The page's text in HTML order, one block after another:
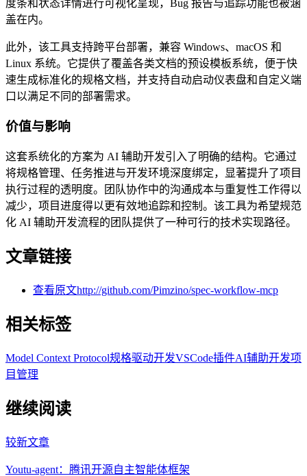
度条和状态详情进行可视化呈现，Bug 报告与追踪功能也被涵
盖在内。
此外，该工具支持跨平台部署，兼容 Windows、macOS 和
Linux 系统。它提供了覆盖各类文档的预设模板系统，便于快
速生成标准化的规格文档，并支持自动启动仪表盘和自定义端
口以满足不同的部署需求。
价值与影响
这套系统化的方案为 AI 辅助开发引入了明确的结构。它通过
将规格管理、任务推进与开发环境深度绑定，显著提升了项目
执行过程的透明度。团队协作中的沟通成本与重复性工作得以
减少，项目进度得以更有效地追踪和控制。该工具为希望规范
化 AI 辅助开发流程的团队提供了一种可行的技术实现路径。
文章链接
查看原文http://github.com/Pimzino/spec-workflow-mcp
相关标签
Model Context Protocol规格驱动开发VSCode插件AI辅助开发项
目管理
继续阅读
较新文章
Youtu-agent：腾讯开源自主智能体框架